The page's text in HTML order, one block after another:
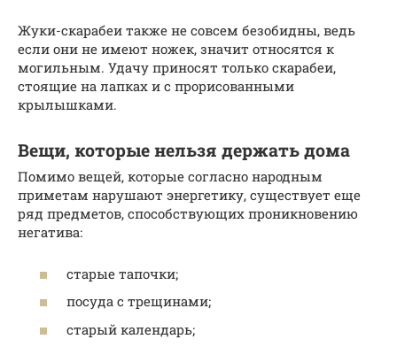
Жуки-скарабеи также не совсем безобидны, ведь
если они не имеют ножек, значит относятся к
могильным. Удачу приносят только скарабеи,
стоящие на лапках и с прорисованными
крылышками.
Вещи, которые нельзя держать дома
Помимо вещей, которые согласно народным
приметам нарушают энергетику, существует еще
ряд предметов, способствующих проникновению
негатива:
старые тапочки;
посуда с трещинами;
старый календарь;